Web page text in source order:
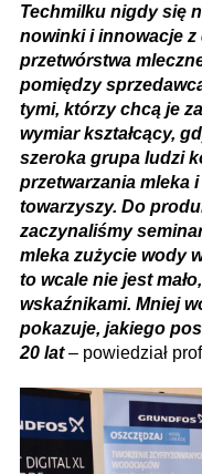
Techmilku nigdy się
nowinki i innowacje
przetwórstwa
pomiędzy
tymi, którzy chcą je
wymiar kształcący,
szeroka grupa ludzi
przetwarzania mleka
towarzyszy. Do
zaczynaliśmy
mleka zużycie wody
to wcale nie jest
wskaźnikami. Mniej
pokazuje, jakiego
20 lat– powiedział